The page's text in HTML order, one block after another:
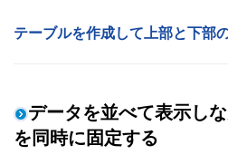
テーブルを作成して上部と下部
データを並べて表示し
を同時に固定する